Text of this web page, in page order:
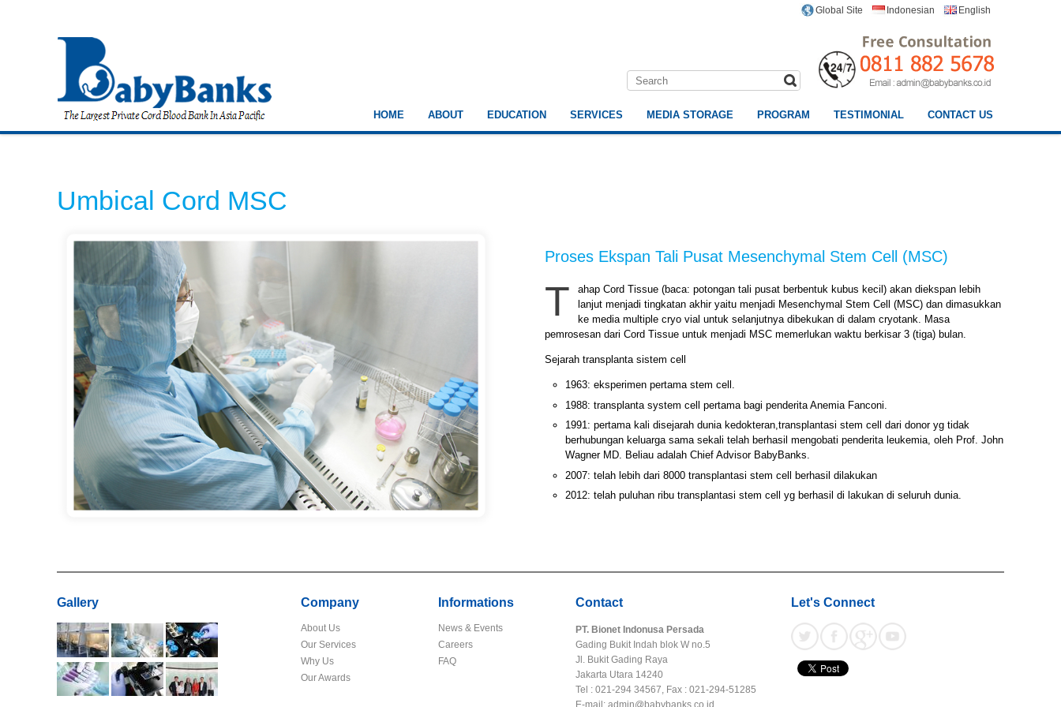
Global Site Indonesian English
HOME ABOUT EDUCATION SERVICES MEDIA STORAGE PROGRAM TESTIMONIAL CONTACT US
Umbical Cord MSC
Proses Ekspan Tali Pusat Mesenchymal Stem Cell (MSC)
T
ahap Cord Tissue (baca: potongan tali pusat berbentuk kubus kecil) akan diekspan lebih
lanjut menjadi tingkatan akhir yaitu menjadi Mesenchymal Stem Cell (MSC) dan dimasukkan
ke media multiple cryo vial untuk selanjutnya dibekukan di dalam cryotank. Masa
pemrosesan dari Cord Tissue untuk menjadi MSC memerlukan waktu berkisar 3 (tiga) bulan.
Sejarah transplanta sistem cell
1963: eksperimen pertama stem cell.
1988: transplanta system cell pertama bagi penderita Anemia Fanconi.
1991: pertama kali disejarah dunia kedokteran,transplantasi stem cell dari donor yg tidak
berhubungan keluarga sama sekali telah berhasil mengobati penderita leukemia, oleh Prof. John
Wagner MD. Beliau adalah Chief Advisor BabyBanks.
2007: telah lebih dari 8000 transplantasi stem cell berhasil dilakukan
2012: telah puluhan ribu transplantasi stem cell yg berhasil di lakukan di seluruh dunia.
Gallery Company
About Us
Our Services
Why Us
Our Awards
Informations
News & Events
Careers
FAQ
Contact
PT. Bionet Indonusa Persada
Gading Bukit Indah blok W no.5
Jl. Bukit Gading Raya
Jakarta Utara 14240
Tel : 021-294 34567, Fax : 021-294-51285
Let's Connect